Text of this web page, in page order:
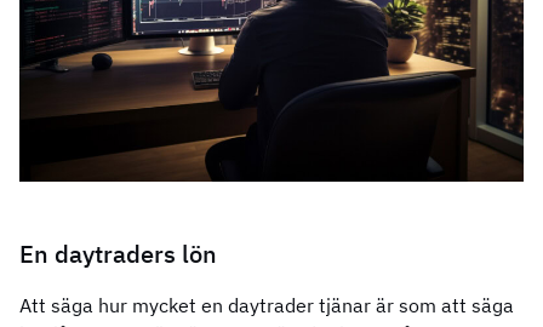
En daytraders lön
Att säga hur mycket en daytrader tjänar är som att säga